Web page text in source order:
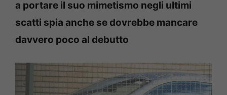
a portare il suo mimetismo negli ultimi
scatti spia anche se dovrebbe mancare
davvero poco al debutto